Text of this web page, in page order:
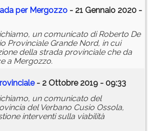
per Mergozzo - 21 Gennaio 2020 -
un comunicato di Roberto De
Provinciale Grande Nord, in cui
della strada provinciale che da
a Mergozzo.
- 2 Ottobre 2019 - 09:33
un comunicato del
del Verbano Cusio Ossola,
interventi sulla viabilità